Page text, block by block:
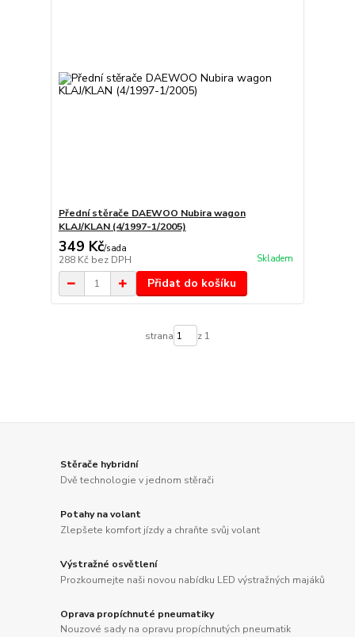
Přední stěrače DAEWOO Nubira wagon
KLAJ/KLAN (4/1997-1/2005)
349 Kč/sada
288 Kč bez DPH Skladem
Přidat do košíku
strana z 1
Stěrače hybridní
Dvě technologie v jednom stěrači
Potahy na volant
Zlepšete komfort jízdy a chraňte svůj volant
Výstražné osvětlení
Prozkoumejte naši novou nabídku LED výstražných majáků
Oprava propíchnuté pneumatiky
Nouzové sady na opravu propíchnutých pneumatik